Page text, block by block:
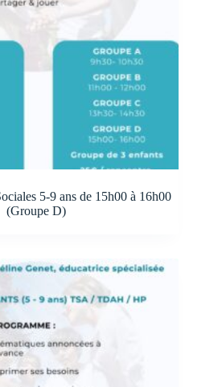
5-9 ans de 15h00 à 16h00
(Groupe D)